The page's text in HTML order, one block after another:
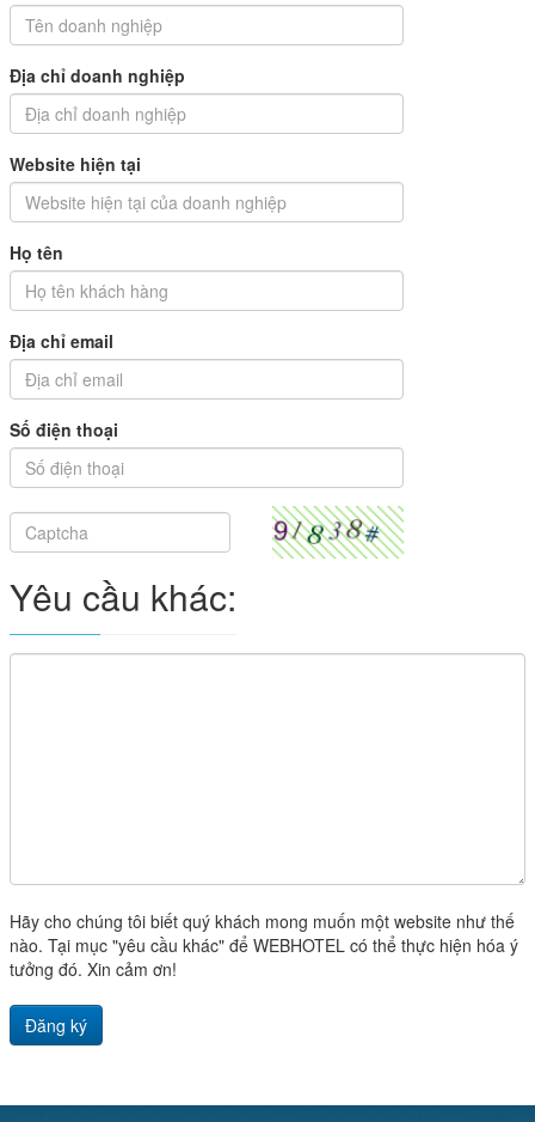
Địa chỉ doanh nghiệp
Website hiện tại
Họ tên
Địa chỉ email
Số điện thoại
Yêu cầu khác:
Hãy cho chúng tôi biết quý khách mong muốn một website như thế
nào. Tại mục "yêu cầu khác" để WEBHOTEL có thể thực hiện hóa ý
tưởng đó. Xin cảm ơn!
Đăng ký